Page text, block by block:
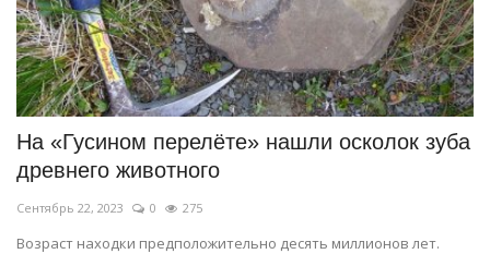
На «Гусином перелёте» нашли осколок зуба
древнего животного
Сентябрь 22, 2023 0 275
Возраст находки предположительно десять миллионов лет.